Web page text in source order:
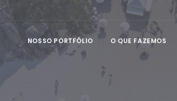
NOSSO PORTFÓLIO O QUE FAZEMOS